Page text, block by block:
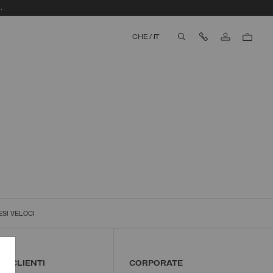
CHE / IT Contattaci
VELOCI
CLIENTI CORPORATE